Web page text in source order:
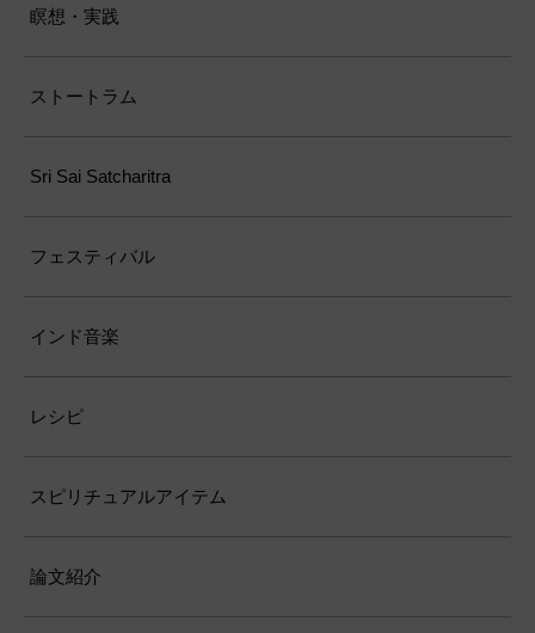
瞑想・実践
ストートラム
Sri Sai Satcharitra
フェスティバル
インド音楽
レシピ
スピリチュアルアイテム
論文紹介